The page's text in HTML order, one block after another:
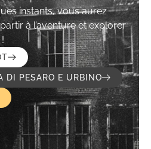
instants, vous aurez
à l’aventure et explorer
DI PESARO E URBINO